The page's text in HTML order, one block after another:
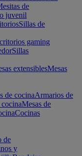
de
juvenil
Sillas de
gaming
Sillas
extensiblesMesas
de cocinaArmarios de
Mesas de
Cocinas
de
y